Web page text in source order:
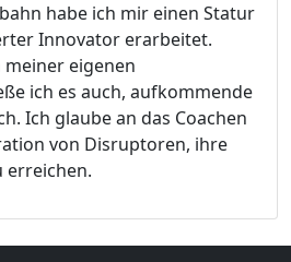
habe ich mir einen Statur
Innovator erarbeitet.
meiner eigenen
ich es auch, aufkommende
Ich glaube an das Coachen
von Disruptoren, ihre
erreichen.